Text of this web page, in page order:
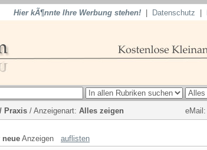
Hier kÃ¶nnte Ihre Werbung stehen! Datenschutz
Praxis / Anzeigenart: Alles zeigen eMail:
neueAnzeigen auflisten